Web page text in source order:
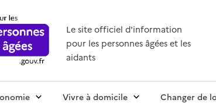
Le site officiel d'information
pour les personnes âgées et les
aidants
Vivre à domicile Changer de